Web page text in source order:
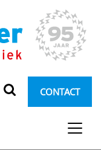
CONTACT